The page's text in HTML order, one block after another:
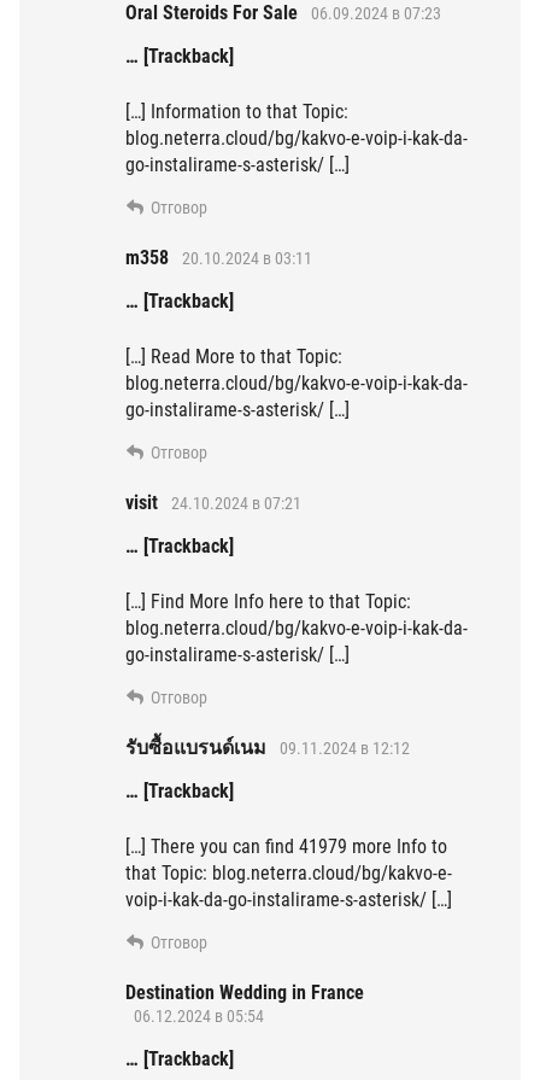
Oral Steroids For Sale 06.09.2024 в 07:23
… [Trackback]
[…] Information to that Topic:
blog.neterra.cloud/bg/kakvo-e-voip-i-kak-da-
go-instalirame-s-asterisk/ […]
Отговор
m358 20.10.2024 в 03:11
… [Trackback]
[…] Read More to that Topic:
blog.neterra.cloud/bg/kakvo-e-voip-i-kak-da-
go-instalirame-s-asterisk/ […]
Отговор
visit 24.10.2024 в 07:21
… [Trackback]
[…] Find More Info here to that Topic:
blog.neterra.cloud/bg/kakvo-e-voip-i-kak-da-
go-instalirame-s-asterisk/ […]
Отговор
รับซื้อแบรนด์เนม 09.11.2024 в 12:12
… [Trackback]
[…] There you can find 41979 more Info to
that Topic: blog.neterra.cloud/bg/kakvo-e-
voip-i-kak-da-go-instalirame-s-asterisk/ […]
Отговор
Destination Wedding in France
06.12.2024 в 05:54
… [Trackback]